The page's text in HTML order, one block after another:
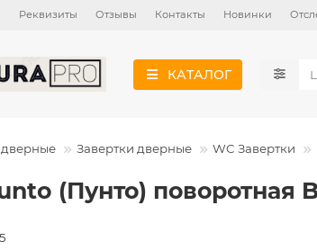
Реквизиты Отзывы Контакты Новинки
КАТАЛОГ
Завертки дверные WC Завертки
(Пунто) поворотная